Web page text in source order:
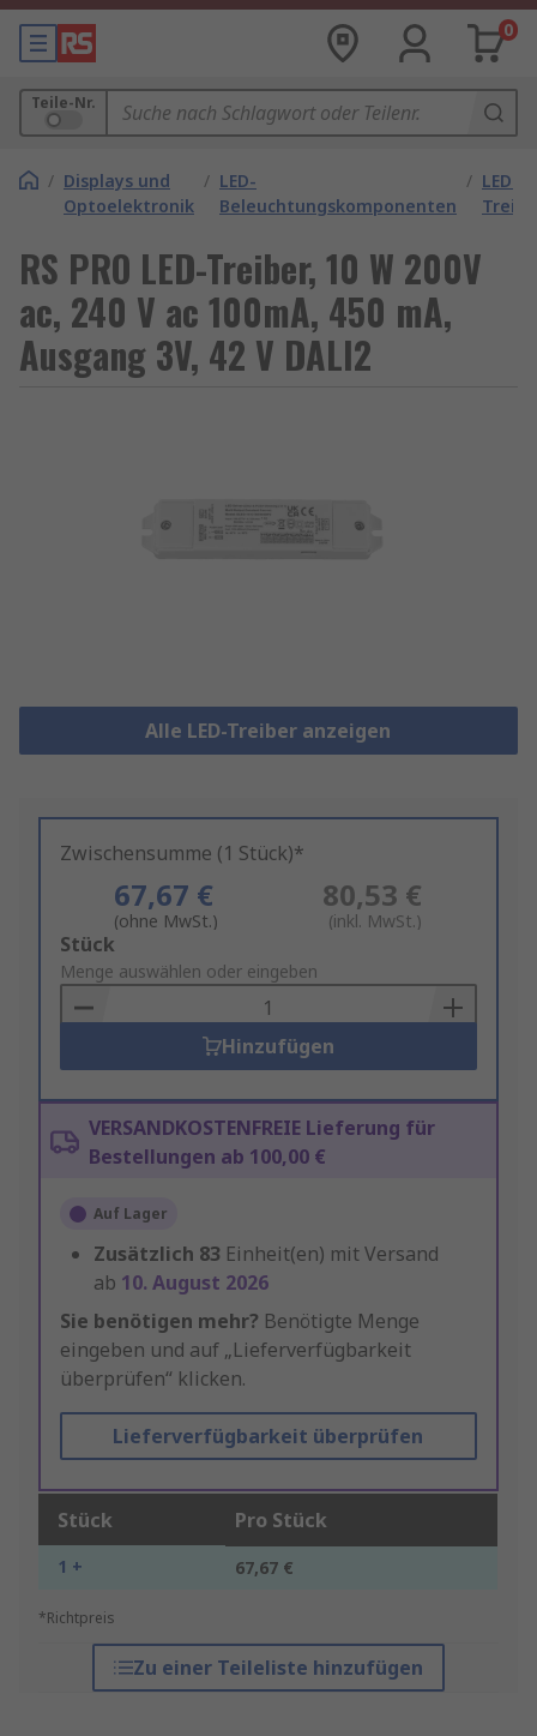
0
Teile-Nr.
/ Displays und
Optoelektronik
/ LED-
Beleuchtungskomponenten
/ LED-
RS PRO LED-Treiber, 10 W 200V
ac, 240 V ac 100mA, 450 mA,
Ausgang 3V, 42 V DALI2
Alle LED-Treiber anzeigen
Zwischensumme (1 Stück)*
67,67 €
(ohne MwSt.)
80,53 €
(inkl. MwSt.)
Add
to
Basket
Stück
Menge auswählen oder eingeben
Hinzufügen
VERSANDKOSTENFREIE Lieferung für
Bestellungen ab 100,00 €
Auf Lager
Zusätzlich 83 Einheit(en) mit Versand
ab 10. August 2026
Sie benötigen mehr? Benötigte Menge
eingeben und auf „Lieferverfügbarkeit
überprüfen“ klicken.
Lieferverfügbarkeit überprüfen
Stück Pro Stück
1 + 67,67 €
*Richtpreis
Zu einer Teileliste hinzufügen